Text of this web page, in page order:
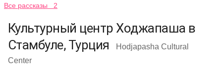
Все рассказы 2
Культурный центр Ходжапаша в
Стамбуле, Турция
Hodjapasha Cultural
Center